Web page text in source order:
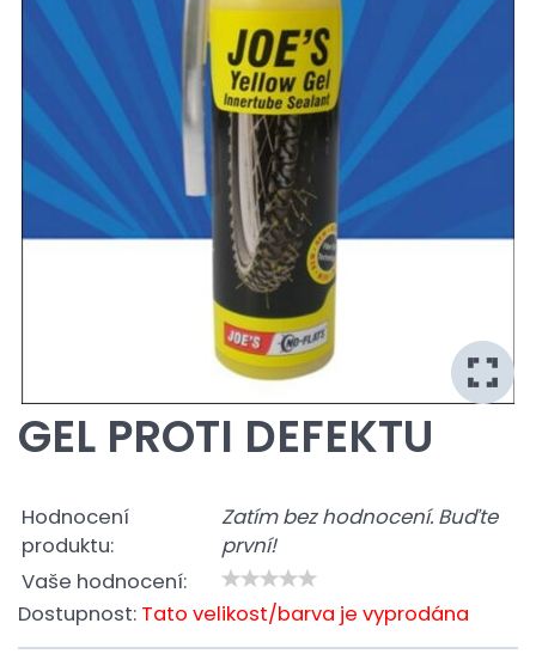
GEL PROTI DEFEKTU
Hodnocení
produktu:
Zatím bez hodnocení. Buďte
první!
Vaše hodnocení:
Dostupnost: Tato velikost/barva je vyprodána